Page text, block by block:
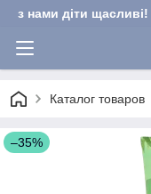
з нами діти щасливі!
Каталог товаров
–35%